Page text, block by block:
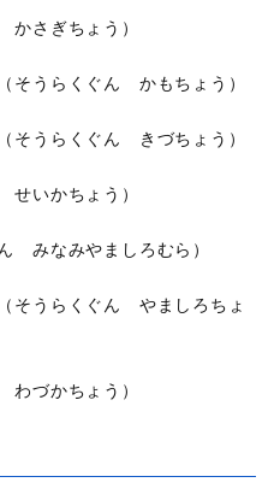
さぎちょう）
そうらくぐん かもちょう）
そうらくぐん きづちょう）
いかちょう）
みなみやましろむら）
そうらくぐん やましろちょ
づかちょう）